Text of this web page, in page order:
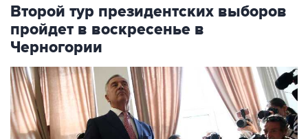
Второй тур президентских выборов
пройдет в воскресенье в
Черногории